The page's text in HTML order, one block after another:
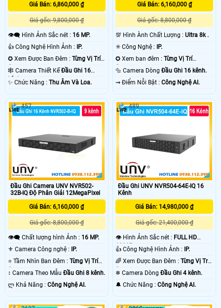
Giá Bán: 6,860,000 ₫
Giá gốc: 9,800,000 ₫
👁️‍🗨 Hình Ảnh Sắc nét : 16 MP.
👍 Công Nghệ Hình Ảnh : IP.
✪ Xem Được Ban Đêm : Từng Vị Trí
Camera .
🕸️ Camera Thiết KếĐầu Ghi 16
kênh.
️✨ Chức Năng : Thu Âm Và Loa.
Giá Bán: 6,160,000 ₫
Giá gốc: 8,800,000 ₫
💯 Hình Ành Chất Lượng :Ultra 8k .
✳️ Công Nghệ : IP.
✪ Xem ban đêm :Từng Vị Trí
Camera .
🔩 Camera DòngĐầu Ghi 16 kênh.
️⇝ Điểm Nỗi Bật :Công Nghệ AI.
Đầu Ghi Camera UNV NVR502-
32B-IQ Độ Phân Giải 12MegaPixel
Giá Bán: 6,160,000 ₫
Giá gốc: 8,800,000 ₫
👁️‍🗨 Chất lượng hình Ảnh : 16 MP.
⚜️ Camera Công nghệ :
IP.
⭐ Tầm Nhìn Ban Đêm : Từng Vị Trí
Camera .
↕️ Camera Theo Mẫu Đầu Ghi 8 kênh.
️ლ Khả Năng : Công Nghệ AI.
457
Đầu Ghi UNV NVR504-64E-IQ 16
Kênh
Giá Bán: 14,980,000 ₫
Giá gốc: 21,400,000 ₫
👁 Hình Ảnh Sắc nét : FULL HD
1080P .
👍 Công Nghệ Hình Ảnh :
IP.
🌈 Xem Được Ban Đêm :Từng Vị Trí
Camera .
❄ Camera DòngĐầu Ghi 4 kênh.
️🔔 Chức Năng :Công Nghệ AI.
489